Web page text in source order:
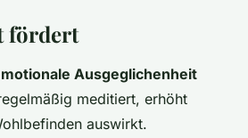
fördert
Ausgeglichenheit
meditiert, erhöht
auswirkt.